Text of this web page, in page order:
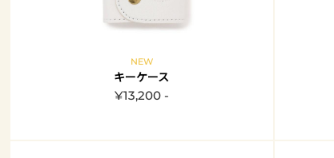
NEW
キーケース
¥13,200 -